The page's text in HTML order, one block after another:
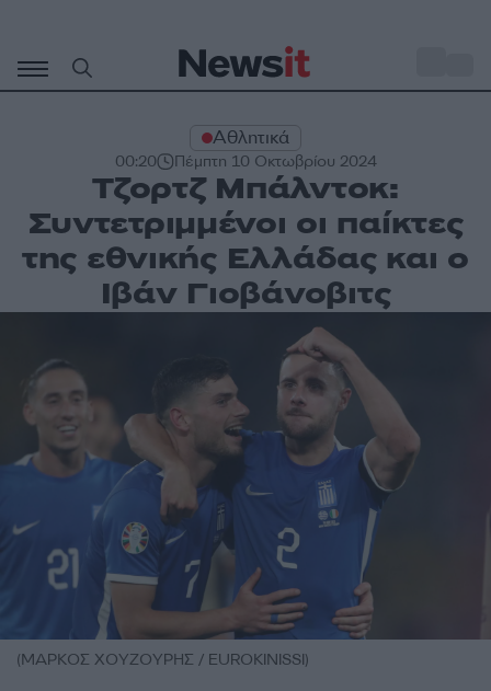
περιεχόμενο
Αθλητικά
00:20 Πέμπτη 10 Οκτωβρίου 2024
Τζορτζ Μπάλντοκ:
Συντετριμμένοι οι παίκτες
της εθνικής Ελλάδας και ο
Ιβάν Γιοβάνοβιτς
(ΜΑΡΚΟΣ ΧΟΥΖΟΥΡΗΣ / EUROKINISSI)